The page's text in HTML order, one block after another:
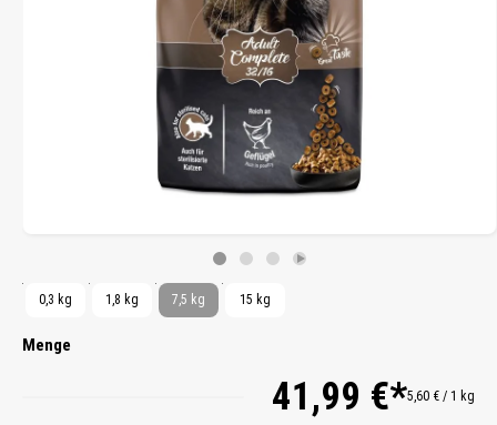
0,3 kg 1,8 kg 7,5 kg 15 kg
Menge
41,99 €*5,60 € / 1 kg